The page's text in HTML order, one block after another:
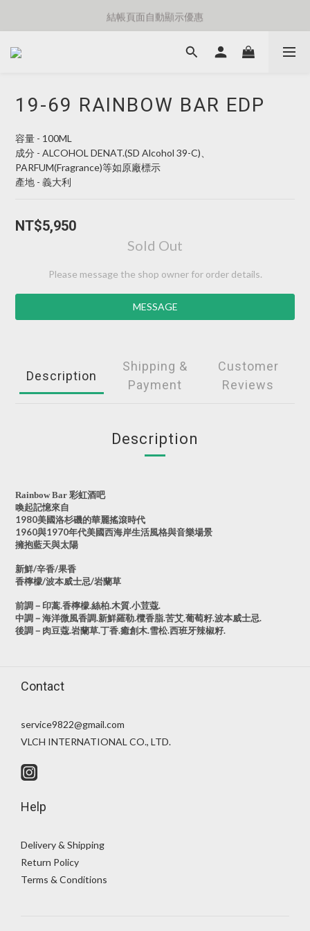
⚡️額外8折消費滿千免運費⚡️
結帳頁面自動顯示優惠
⚡️額外8折消費滿千免運費⚡️
19-69 RAINBOW BAR EDP
容量 - 100ML
成分 - ALCOHOL DENAT.(SD Alcohol 39-C)、
PARFUM(Fragrance)等如原廠標示
產地 - 義大利
NT$5,950
Sold Out
Please message the shop owner for order details.
MESSAGE
Description
Shipping &
Payment
Customer
Reviews
Description
Rainbow Bar 彩虹酒吧
喚起記憶來自
1980美國洛杉磯的華麗搖滾時代
1960與1970年代美國西海岸生活風格與音樂場景
擁抱藍天與太陽
新鮮/辛香/果香
香檸檬/波本威士忌/岩蘭草
前調－印蒿.香檸檬.絲柏.木質.小荳蔻.
中調－海洋微風香調.新鮮羅勒.欖香脂.苦艾.葡萄籽.波本威士忌.
後調－肉豆蔻.岩蘭草.丁香.癒創木.雪松.西班牙辣椒籽.
Contact
service9822@gmail.com
VLCH INTERNATIONAL CO., LTD.
Help
Delivery & Shipping
Return Policy
Terms & Conditions